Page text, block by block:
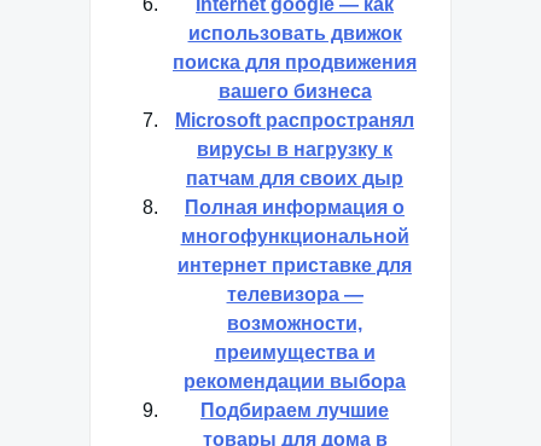
Internet google — как
использовать движок
поиска для продвижения
вашего бизнеса
Microsoft распространял
вирусы в нагрузку к
патчам для своих дыр
Полная информация о
многофункциональной
интернет приставке для
телевизора —
возможности,
преимущества и
рекомендации выбора
Подбираем лучшие
товары для дома в